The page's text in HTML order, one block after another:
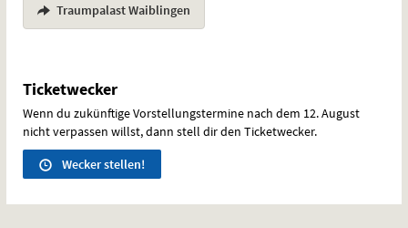
Traumpalast Waiblingen
Ticketwecker
Wenn du zukünftige Vorstellungstermine nach dem 12. August
nicht verpassen willst, dann stell dir den Ticketwecker.
Wecker stellen!